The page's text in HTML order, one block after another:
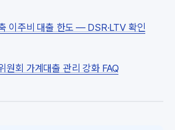
이주비 대출 한도 — DSR·LTV 확인
원회 가계대출 관리 강화 FAQ